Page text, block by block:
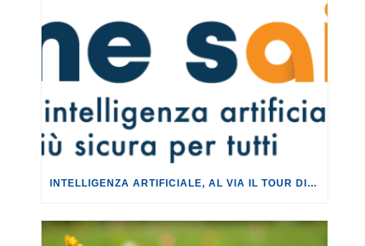
INTELLIGENZA ARTIFICIALE, AL VIA IL TOUR DI EVENTI DEL PROGETTO TU CHE NE SAI?